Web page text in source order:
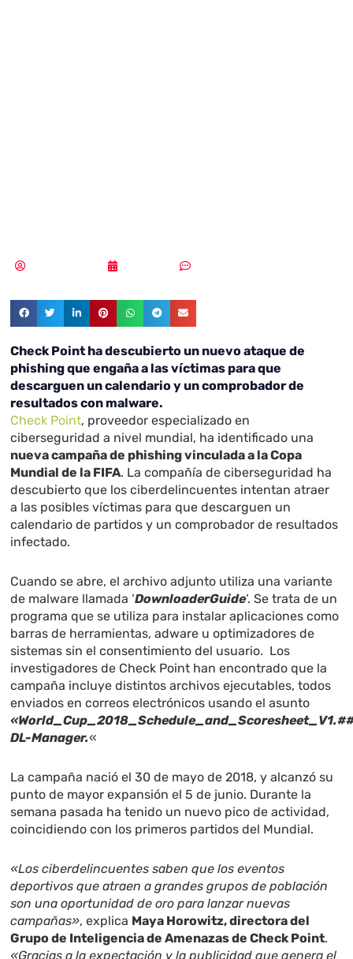
Check Point ha descubierto un nuevo ataque de
phishing que engaña a las víctimas para que
descarguen un calendario y un comprobador de
resultados con malware.
Check Point, proveedor especializado en
ciberseguridad a nivel mundial, ha identificado una
nueva campaña de phishing vinculada a la Copa
Mundial de la FIFA. La compañía de ciberseguridad ha
descubierto que los ciberdelincuentes intentan atraer
a las posibles víctimas para que descarguen un
calendario de partidos y un comprobador de resultados
infectado.
Cuando se abre, el archivo adjunto utiliza una variante
de malware llamada ‘DownloaderGuide‘. Se trata de un
programa que se utiliza para instalar aplicaciones como
barras de herramientas, adware u optimizadores de
sistemas sin el consentimiento del usuario. Los
investigadores de Check Point han encontrado que la
campaña incluye distintos archivos ejecutables, todos
enviados en correos electrónicos usando el asunto
DL-Manager.«
La campaña nació el 30 de mayo de 2018, y alcanzó su
punto de mayor expansión el 5 de junio. Durante la
semana pasada ha tenido un nuevo pico de actividad,
coincidiendo con los primeros partidos del Mundial.
«Los ciberdelincuentes saben que los eventos
deportivos que atraen a grandes grupos de población
son una oportunidad de oro para lanzar nuevas
campañas», explica Maya Horowitz, directora del
Grupo de Inteligencia de Amenazas de Check Point.
«Gracias a la expectación y la publicidad que genera el